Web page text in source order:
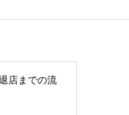
店までの流